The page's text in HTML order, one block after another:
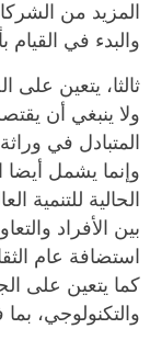
المزيد من
والبدء في
ثالثا، يتعين على
ولا ينبغي أن
المتبادل في
وإنما يشمل أيضا
الحالية للتنمية
بين الأفراد
كما يتعين على
والتكنولوجي،